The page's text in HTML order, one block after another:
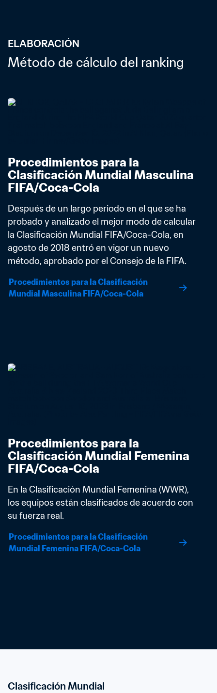
ELABORACIÓN
Método de cálculo del ranking
Procedimientos para la
Clasificación Mundial Masculina
FIFA/Coca-Cola
Después de un largo periodo en el que se ha
probado y analizado el mejor modo de calcular
la Clasificación Mundial FIFA/Coca-Cola, en
agosto de 2018 entró en vigor un nuevo
método, aprobado por el Consejo de la FIFA.
Procedimientos para la Clasificación
Mundial Masculina FIFA/Coca-Cola
Procedimientos para la
Clasificación Mundial Femenina
FIFA/Coca-Cola
En la Clasificación Mundial Femenina (WWR),
los equipos están clasificados de acuerdo con
su fuerza real.
Procedimientos para la Clasificación
Mundial Femenina FIFA/Coca-Cola
Clasificación Mundial